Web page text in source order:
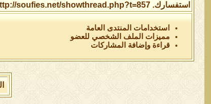
استفسارك. http://soufies.net/showthread.php?t=851 http://soufies.net/showthread.php?t=857
استخدامات المنتدى العامة
مميزات الملف الشخصي للعضو
قراءة وإضافة المشاركات